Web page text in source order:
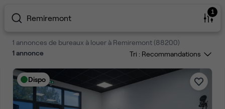
Remiremont
1
1 annonces de bureaux à louer à Remiremont (88200)
1annonce Tri :
Dispo